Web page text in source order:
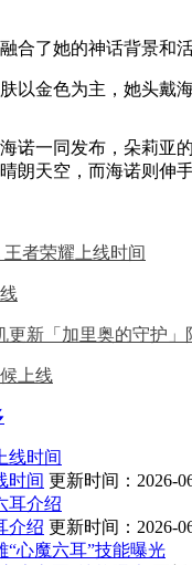
合了她的神话背景和
以金色为主，她头戴
诺一同发布，朵莉亚
朗天空，而海诺则伸
者荣耀上线时间
更新「加里奥的守护」
上线
时间 更新时间：2026-
介绍 更新时间：2026-